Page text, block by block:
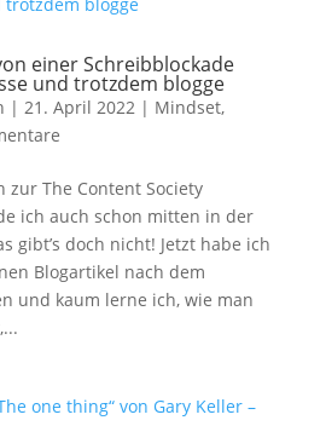
einer Schreibblockade
und trotzdem blogge
| 21. April 2022| Mindset,
zur The Content Society
ich auch schon mitten in der
gibt’s doch nicht! Jetzt habe ich
Blogartikel nach dem
und kaum lerne ich, wie man